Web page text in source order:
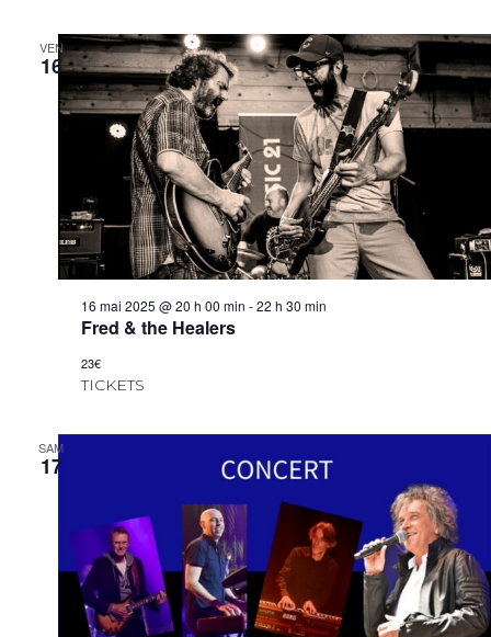
VEN
16
16 mai 2025 @ 20 h 00 min -22 h 30 min
Fred & the Healers
23€
TICKETS
SAM
17